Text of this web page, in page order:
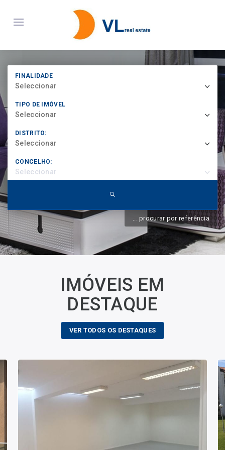
FINALIDADE
Seleccionar
TIPO DE IMÓVEL
Seleccionar
DISTRITO:
Seleccionar
CONCELHO:
Seleccionar
... procurar por referência
IMÓVEIS EM
DESTAQUE
VER TODOS OS DESTAQUES